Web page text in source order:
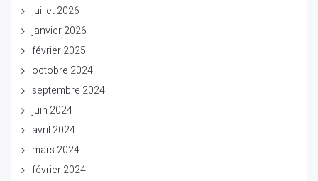
juillet 2026
janvier 2026
février 2025
octobre 2024
septembre 2024
juin 2024
avril 2024
mars 2024
février 2024